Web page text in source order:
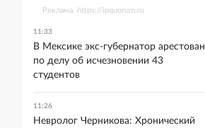
Реклама. https://ipquorum.ru
11:33
В Мексике экс-губернатор арестован
по делу об исчезновении 43
студентов
11:26
Невролог Черникова: Хронический